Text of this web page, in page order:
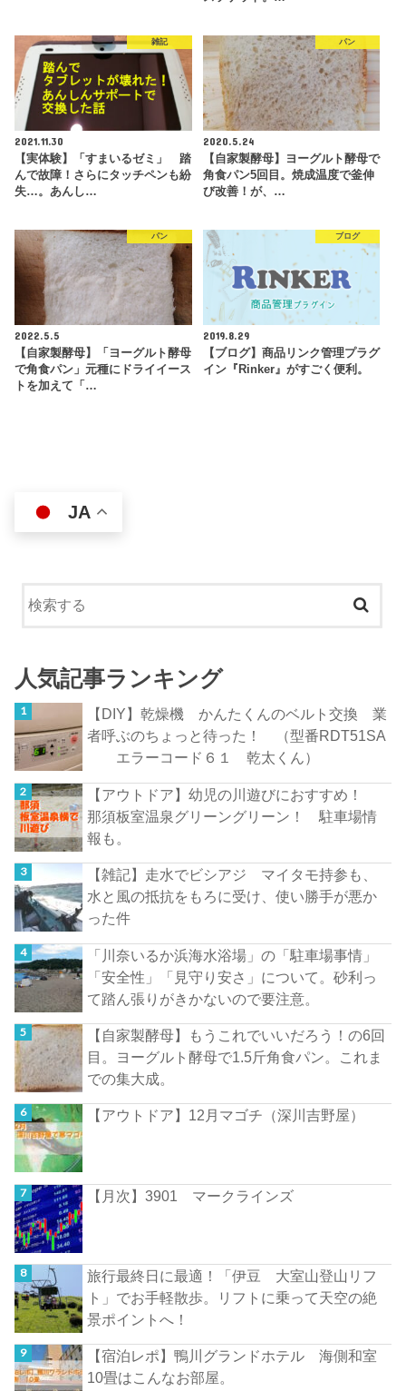
雑記
2021.11.30
【実体験】「すまいるゼミ」 踏
んで故障！さらにタッチペンも紛
失…。あんし…
パン
2020.5.24
【自家製酵母】ヨーグルト酵母で
角食パン5回目。焼成温度で釜伸
び改善！が、…
パン
2022.5.5
【自家製酵母】「ヨーグルト酵母
で角食パン」元種にドライイース
トを加えて「…
ブログ
2019.8.29
【ブログ】商品リンク管理プラグ
イン『Rinker』がすごく便利。
JA
人気記事ランキング
【DIY】乾燥機 かんたくんのベルト交換 業
者呼ぶのちょっと待った！ （型番RDT51SA
エラーコード６１ 乾太くん）
【アウトドア】幼児の川遊びにおすすめ！
那須板室温泉グリーングリーン！ 駐車場情
報も。
【雑記】走水でビシアジ マイタモ持参も、
水と風の抵抗をもろに受け、使い勝手が悪か
った件
「川奈いるか浜海水浴場」の「駐車場事情」
「安全性」「見守り安さ」について。砂利っ
て踏ん張りがきかないので要注意。
【自家製酵母】もうこれでいいだろう！の6回
目。ヨーグルト酵母で1.5斤角食パン。これま
での集大成。
【アウトドア】12月マゴチ（深川吉野屋）
【月次】3901 マークラインズ
旅行最終日に最適！「伊豆 大室山登山リフ
ト」でお手軽散歩。リフトに乗って天空の絶
景ポイントへ！
【宿泊レポ】鴨川グランドホテル 海側和室
10畳はこんなお部屋。